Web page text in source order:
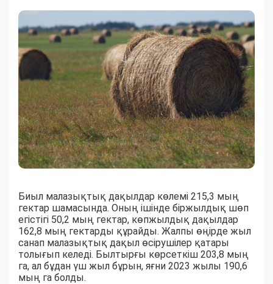
Биыл малазықтық дақылдар көлемі 215,3 мың
гектар шамасында. Оның ішінде біржылдық шөп
егістігі 50,2 мың гектар, көпжылдық дақылдар
162,8 мың гектарды құрайды. Жалпы өңірде жыл
санап малазықтық дақыл өсірушілер қатары
толығып келеді. Былтырғы көрсеткіш 203,8 мың
га, ал бұдан үш жыл бұрын, яғни 2023 жылы 190,6
мың га болды.